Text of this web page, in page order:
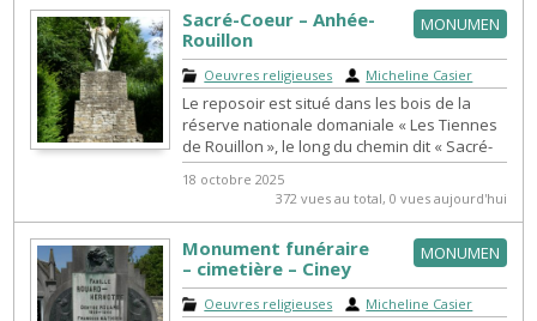
MONUMEN
Sacré-Coeur – Anhée-
Rouillon
Oeuvres religieuses Micheline Casier
Le reposoir est situé dans les bois de la
réserve nationale domaniale « Les Tiennes
de Rouillon », le long du chemin dit « Sacré-
Cœur », vers le point de vue de...
18 octobre 2025
372 vues au total, 0 vues aujourd'hui
MONUMEN
Monument funéraire
– cimetière – Ciney
Oeuvres religieuses Micheline Casier